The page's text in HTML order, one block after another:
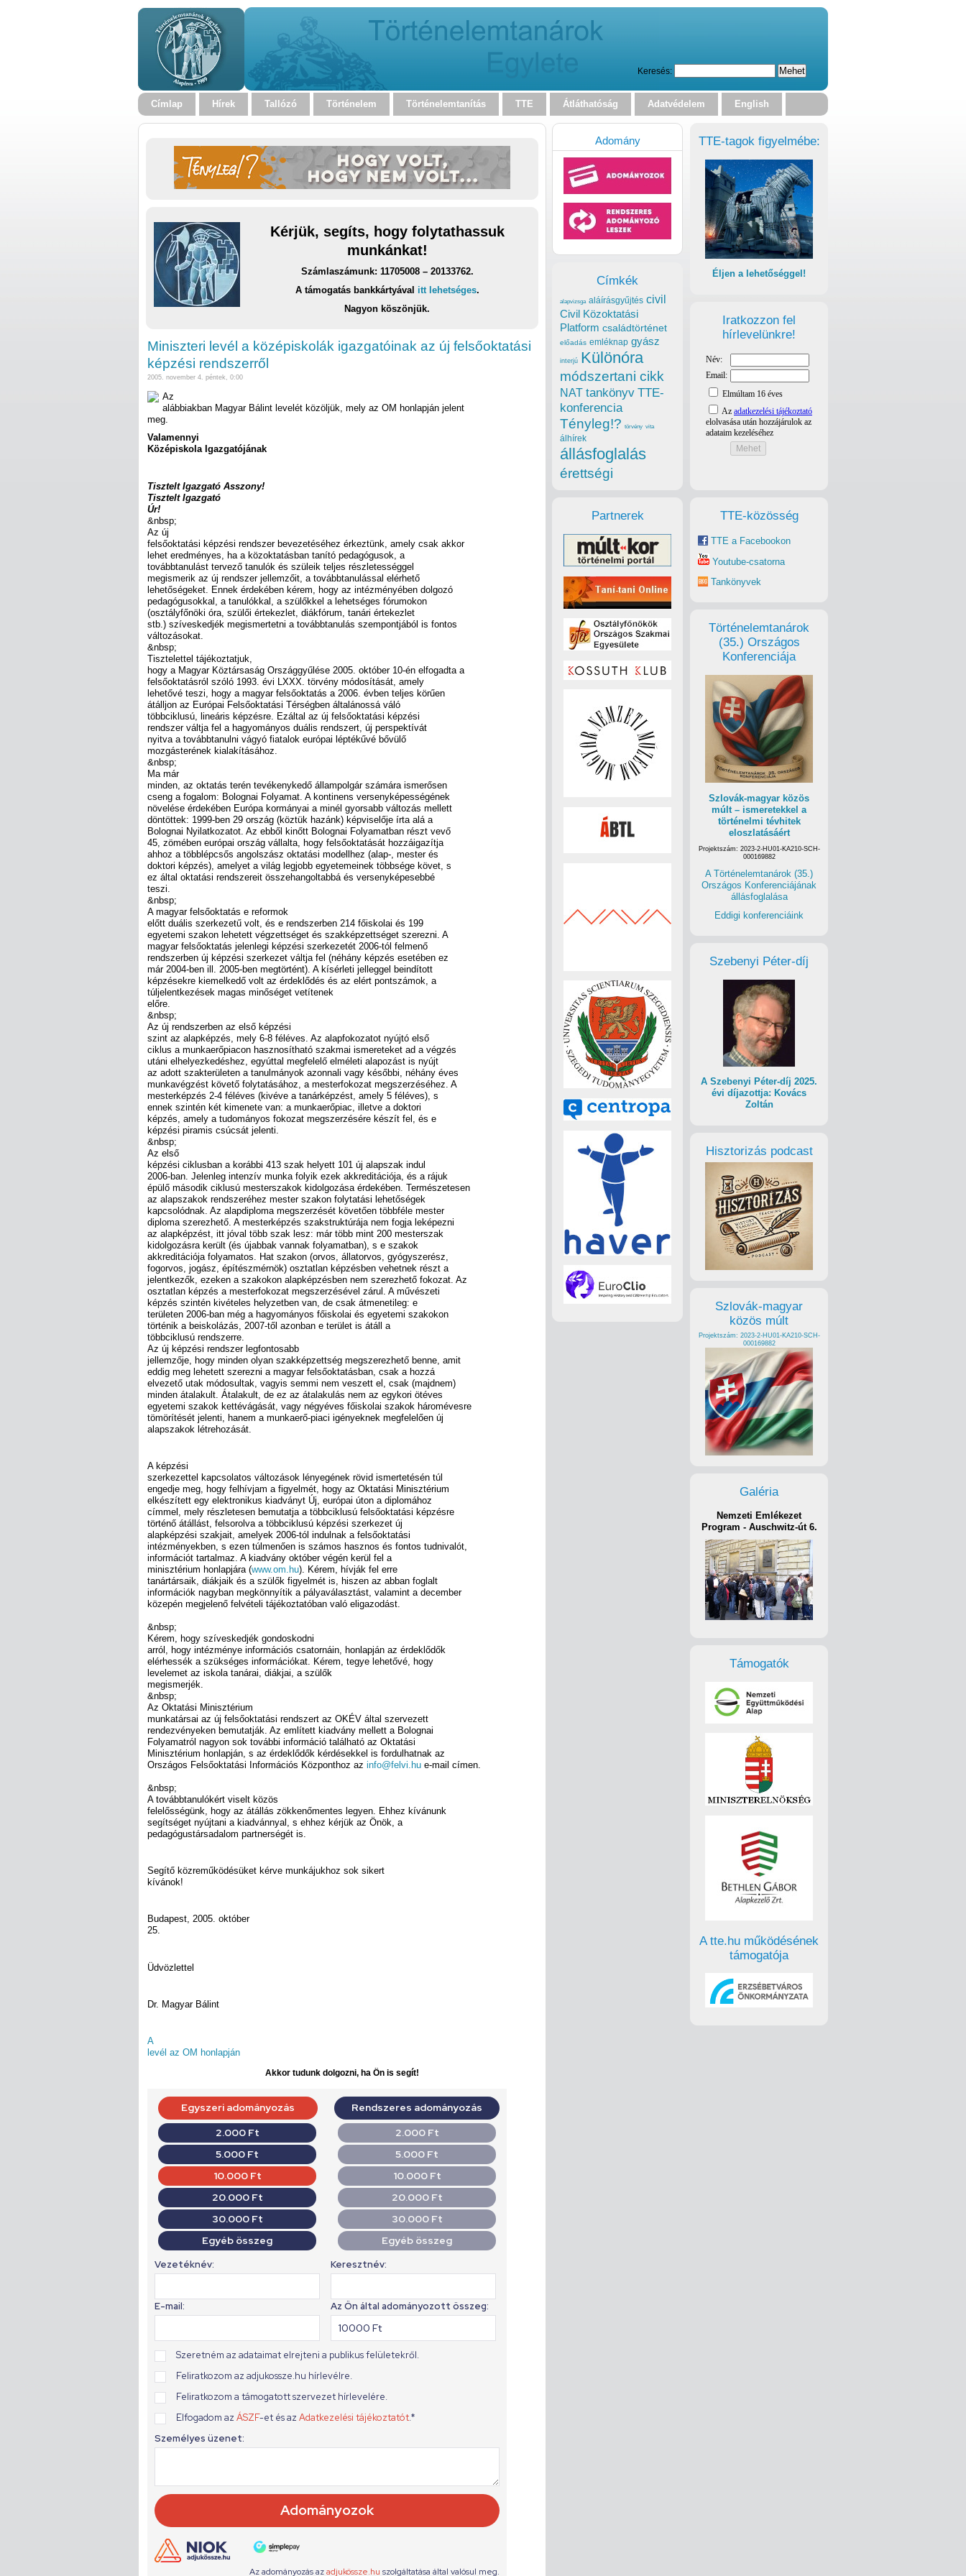
Keresés:
Címlap Hírek Tallózó Történelem Történelemtanítás TTE Átláthatóság Adatvédelem English
Kérjük, segíts, hogy folytathassuk
munkánkat!
Számlaszámunk: 11705008 – 20133762.
A támogatás bankkártyával itt lehetséges.
Nagyon köszönjük.
Miniszteri levél a középiskolák igazgatóinak az új felsőoktatási
képzési rendszerről
2005. november 4. péntek, 0:00
Az
alábbiakban Magyar Bálint levelét közöljük, mely az OM honlapján jelent
meg.
Valamennyi
Középiskola Igazgatójának
Tisztelt Igazgató Asszony!
Tisztelt Igazgató
Úr!
&nbsp;
Az új
felsőoktatási képzési rendszer bevezetéséhez érkeztünk, amely csak akkor
lehet eredményes, ha a közoktatásban tanító pedagógusok, a
továbbtanulást tervező tanulók és szüleik teljes részletességgel
megismerik az új rendszer jellemzőit, a továbbtanulással elérhető
lehetőségeket. Ennek érdekében kérem, hogy az intézményében dolgozó
pedagógusokkal, a tanulókkal, a szülőkkel a lehetséges fórumokon
(osztályfőnöki óra, szülői értekezlet, diákfórum, tanári értekezlet
stb.) szíveskedjék megismertetni a továbbtanulás szempontjából is fontos
változásokat.
&nbsp;
Tisztelettel tájékoztatjuk,
hogy a Magyar Köztársaság Országgyűlése 2005. október 10-én elfogadta a
felsőoktatásról szóló 1993. évi LXXX. törvény módosítását, amely
lehetővé teszi, hogy a magyar felsőoktatás a 2006. évben teljes körűen
átálljon az Európai Felsőoktatási Térségben általánossá váló
többciklusú, lineáris képzésre. Ezáltal az új felsőoktatási képzési
rendszer váltja fel a hagyományos duális rendszert, új perspektívát
nyitva a továbbtanulni vágyó fiatalok európai léptékűvé bővülő
mozgásterének kialakításához.
&nbsp;
Ma már
minden, az oktatás terén tevékenykedő állampolgár számára ismerősen
cseng a fogalom: Bolognai Folyamat. A kontinens versenyképességének
növelése érdekében Európa kormányai a minél gyorsabb változás mellett
döntöttek: 1999-ben 29 ország (köztük hazánk) képviselője írta alá a
Bolognai Nyilatkozatot. Az ebből kinőtt Bolognai Folyamatban részt vevő
45, zömében európai ország vállalta, hogy felsőoktatását hozzáigazítja
ahhoz a többlépcsős angolszász oktatási modellhez (alap-, mester és
doktori képzés), amelyet a világ legjobb egyetemeinek többsége követ, s
ez által oktatási rendszereit összehangoltabbá és versenyképesebbé
teszi.
&nbsp;
A magyar felsőoktatás e reformok
előtt duális szerkezetű volt, és e rendszerben 214 főiskolai és 199
egyetemi szakon lehetett végzettséget és szakképzettséget szerezni. A
magyar felsőoktatás jelenlegi képzési szerkezetét 2006-tól felmenő
rendszerben új képzési szerkezet váltja fel (néhány képzés esetében ez
már 2004-ben ill. 2005-ben megtörtént). A kísérleti jelleggel beindított
képzésekre kiemelkedő volt az érdeklődés és az elért pontszámok, a
túljelentkezések magas minőséget vetítenek
előre.
&nbsp;
Az új rendszerben az első képzési
szint az alapképzés, mely 6-8 féléves. Az alapfokozatot nyújtó első
ciklus a munkaerőpiacon hasznosítható szakmai ismereteket ad a végzés
utáni elhelyezkedéshez, egyúttal megfelelő elméleti alapozást is nyújt
az adott szakterületen a tanulmányok azonnali vagy későbbi, néhány éves
munkavégzést követő folytatásához, a mesterfokozat megszerzéséhez. A
mesterképzés 2-4 féléves (kivéve a tanárképzést, amely 5 féléves), s
ennek szintén két kimenete van: a munkaerőpiac, illetve a doktori
képzés, amely a tudományos fokozat megszerzésére készít fel, és e
képzési piramis csúcsát jelenti.
&nbsp;
Az első
képzési ciklusban a korábbi 413 szak helyett 101 új alapszak indul
2006-ban. Jelenleg intenzív munka folyik ezek akkreditációja, és a rájuk
épülő második ciklusú mesterszakok kidolgozása érdekében. Természetesen
az alapszakok rendszeréhez mester szakon folytatási lehetőségek
kapcsolódnak. Az alapdiploma megszerzését követően többféle mester
diploma szerezhető. A mesterképzés szakstruktúrája nem fogja leképezni
az alapképzést, itt jóval több szak lesz: már több mint 200 mesterszak
kidolgozásra került (és újabbak vannak folyamatban), s e szakok
akkreditációja folyamatos. Hat szakon (orvos, állatorvos, gyógyszerész,
fogorvos, jogász, építészmérnök) osztatlan képzésben vehetnek részt a
jelentkezők, ezeken a szakokon alapképzésben nem szerezhető fokozat. Az
osztatlan képzés a mesterfokozat megszerzésével zárul. A művészeti
képzés szintén kivételes helyzetben van, de csak átmenetileg: e
területen 2006-ban még a hagyományos főiskolai és egyetemi szakokon
történik a beiskolázás, 2007-től azonban e terület is átáll a
többciklusú rendszerre.
Az új képzési rendszer legfontosabb
jellemzője, hogy minden olyan szakképzettség megszerezhető benne, amit
eddig meg lehetett szerezni a magyar felsőoktatásban, csak a hozzá
elvezető utak módosultak, vagyis semmi nem veszett el, csak (majdnem)
minden átalakult. Átalakult, de ez az átalakulás nem az egykori ötéves
egyetemi szakok kettévágását, vagy négyéves főiskolai szakok háromévesre
tömörítését jelenti, hanem a munkaerő-piaci igényeknek megfelelően új
alapszakok létrehozását.
A képzési
szerkezettel kapcsolatos változások lényegének rövid ismertetésén túl
engedje meg, hogy felhívjam a figyelmét, hogy az Oktatási Minisztérium
elkészített egy elektronikus kiadványt Új, európai úton a diplomához
címmel, mely részletesen bemutatja a többciklusú felsőoktatási képzésre
történő átállást, felsorolva a többciklusú képzési szerkezet új
alapképzési szakjait, amelyek 2006-tól indulnak a felsőoktatási
intézményekben, s ezen túlmenően is számos hasznos és fontos tudnivalót,
információt tartalmaz. A kiadvány október végén kerül fel a
minisztérium honlapjára (www.om.hu). Kérem, hívják fel erre
tanártársaik, diákjaik és a szülők figyelmét is, hiszen az abban foglalt
információk nagyban megkönnyítik a pályaválasztást, valamint a december
közepén megjelenő felvételi tájékoztatóban való eligazodást.
&nbsp;
Kérem, hogy szíveskedjék gondoskodni
arról, hogy intézménye információs csatornáin, honlapján az érdeklődők
elérhessék a szükséges információkat. Kérem, tegye lehetővé, hogy
levelemet az iskola tanárai, diákjai, a szülők
megismerjék.
&nbsp;
Az Oktatási Minisztérium
munkatársai az új felsőoktatási rendszert az OKÉV által szervezett
rendezvényeken bemutatják. Az említett kiadvány mellett a Bolognai
Folyamatról nagyon sok további információ található az Oktatási
Minisztérium honlapján, s az érdeklődők kérdésekkel is fordulhatnak az
Országos Felsőoktatási Információs Központhoz az info@felvi.hu e-mail címen.
&nbsp;
A továbbtanulókért viselt közös
felelősségünk, hogy az átállás zökkenőmentes legyen. Ehhez kívánunk
segítséget nyújtani a kiadvánnyal, s ehhez kérjük az Önök, a
pedagógustársadalom partnerségét is.
Segítő közreműködésüket kérve munkájukhoz sok sikert
kívánok!
Budapest, 2005. október
25.
Üdvözlettel
Dr. Magyar Bálint
A
levél az OM honlapján
Akkor tudunk dolgozni, ha Ön is segít!
TTE-tagok figyelmébe:
Éljen a lehetőséggel!
Iratkozzon fel
hírlevelünkre!
TTE-közösség
TTE a Facebookon
Youtube-csatorna
Tankönyvek
Történelemtanárok
(35.) Országos
Konferenciája
Szlovák-magyar közös
múlt – ismeretekkel a
történelmi tévhitek
eloszlatásáért
Projektszám: 2023-2-HU01-KA210-SCH-
000169882
A Történelemtanárok (35.)
Országos Konferenciájának
állásfoglalása
Eddigi konferenciáink
Szebenyi Péter-díj
A Szebenyi Péter-díj 2025.
évi díjazottja: Kovács
Zoltán
Hisztorizás podcast
Szlovák-magyar
közös múlt
Projektszám: 2023-2-HU01-KA210-SCH-
000169882
Galéria
Nemzeti Emlékezet
Program - Auschwitz-út 6.
Támogatók
A tte.hu működésének
támogatója
Adomány
Címkék
alapvizsga aláírásgyűjtés civil
Civil Közoktatási
Platform családtörténet
előadás emléknap gyász
interjú Különóra
módszertani cikk
NAT tankönyv TTE-
konferencia
Tényleg!? törvény vita
álhírek
állásfoglalás
érettségi
Partnerek